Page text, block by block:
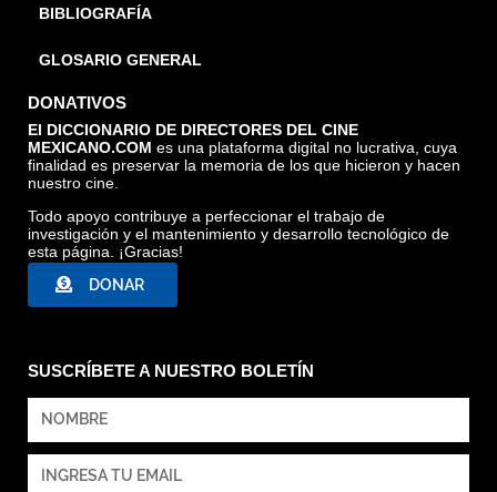
BIBLIOGRAFÍA
GLOSARIO GENERAL
DONATIVOS
El DICCIONARIO DE DIRECTORES DEL CINE
MEXICANO.COM es una plataforma digital no lucrativa, cuya
finalidad es preservar la memoria de los que hicieron y hacen
nuestro cine.
Todo apoyo contribuye a perfeccionar el trabajo de
investigación y el mantenimiento y desarrollo tecnológico de
esta página. ¡Gracias!
DONAR
SUSCRÍBETE A NUESTRO BOLETÍN